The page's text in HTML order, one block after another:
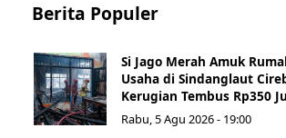
Berita Populer
Si Jago Merah Amuk
Usaha di Sindanglaut
Kerugian Tembus Rp350
Rabu, 5 Agu 2026 - 19:00